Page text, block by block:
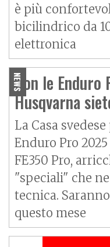
è più
bicilindrico da
elettronica
NEWS
Con le
Husqvarna
La Casa
Enduro Pro
FE350 Pro,
"speciali" che
tecnica.
questo mese